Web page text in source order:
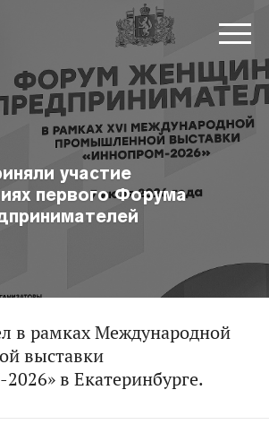
участие
первого Форума
в рамках Международной
выставки
в Екатеринбурге.